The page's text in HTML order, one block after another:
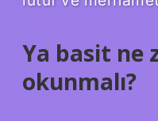
Ya basit ne
okunmalı?